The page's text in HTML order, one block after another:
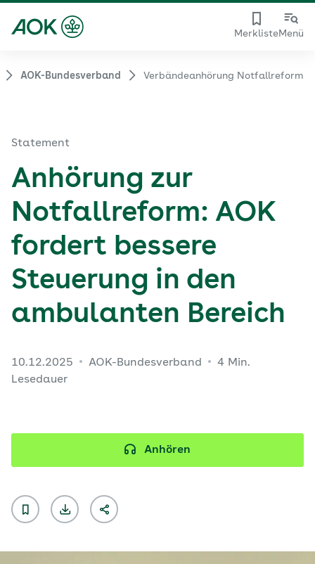
MerklisteMenü
AOK-Bundesverband Verbändeanhörung Notfallreform
Statement
Anhörung zur
Notfallreform: AOK
fordert bessere
Steuerung in den
ambulanten Bereich
10.12.2025 AOK-Bundesverband
4 Min.
Lesedauer
Anhören